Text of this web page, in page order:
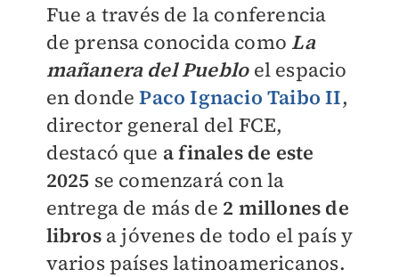
Fue a través de la conferencia
de prensa conocida como La
mañanera del Puebloel espacio
en donde Paco Ignacio Taibo II,
director general del FCE,
destacó que a finales de este
2025 se comenzará con la
entrega de más de 2 millones de
librosa jóvenes de todo el país y
varios países latinoamericanos.